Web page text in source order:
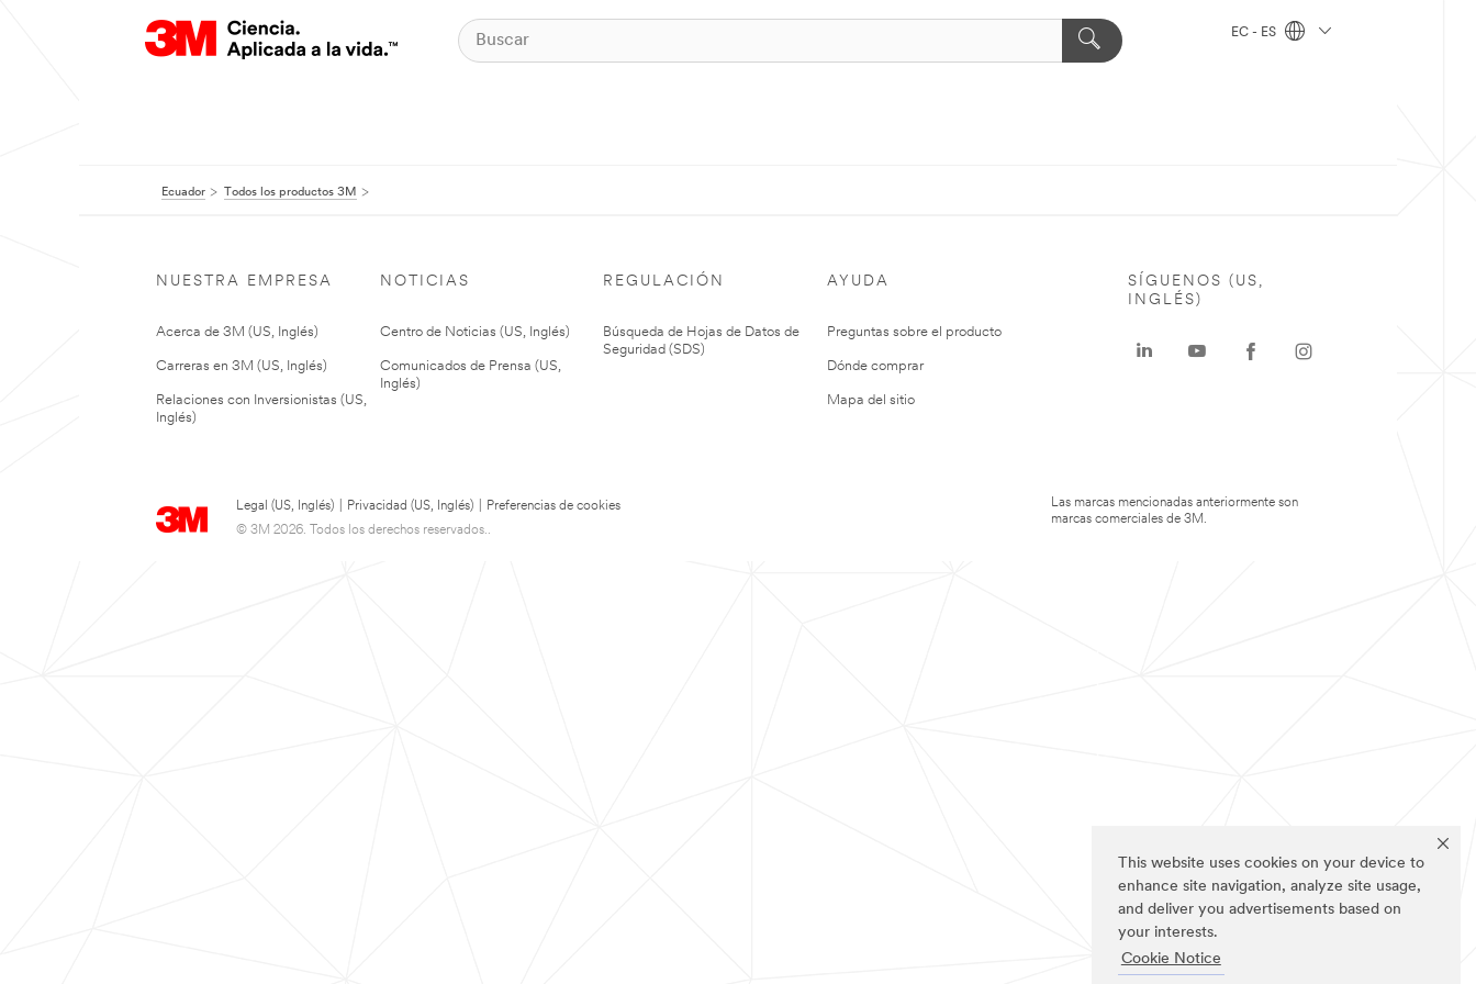
This website uses cookies on your device to
enhance site navigation, analyze site usage,
and deliver you advertisements based on
your interests.
Cookie Notice
EC - ES
Ecuador Todos los productos 3M
NUESTRA EMPRESA
Acerca de 3M (US, Inglés)
Carreras en 3M (US, Inglés)
Relaciones con Inversionistas (US,
Inglés)
NOTICIAS
Centro de Noticias (US, Inglés)
Comunicados de Prensa (US,
Inglés)
REGULACIÓN
Búsqueda de Hojas de Datos de
Seguridad (SDS)
AYUDA
Preguntas sobre el producto
Dónde comprar
Mapa del sitio
Legal (US, Inglés) Privacidad (US, Inglés)
Preferencias de cookies
© 3M 2026. Todos los derechos reservados..
SÍGUENOS (US,
INGLÉS)
Las marcas mencionadas anteriormente son
marcas comerciales de 3M.